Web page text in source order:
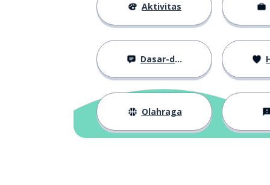
Aktivitas
Dasar-dasar
Olahraga